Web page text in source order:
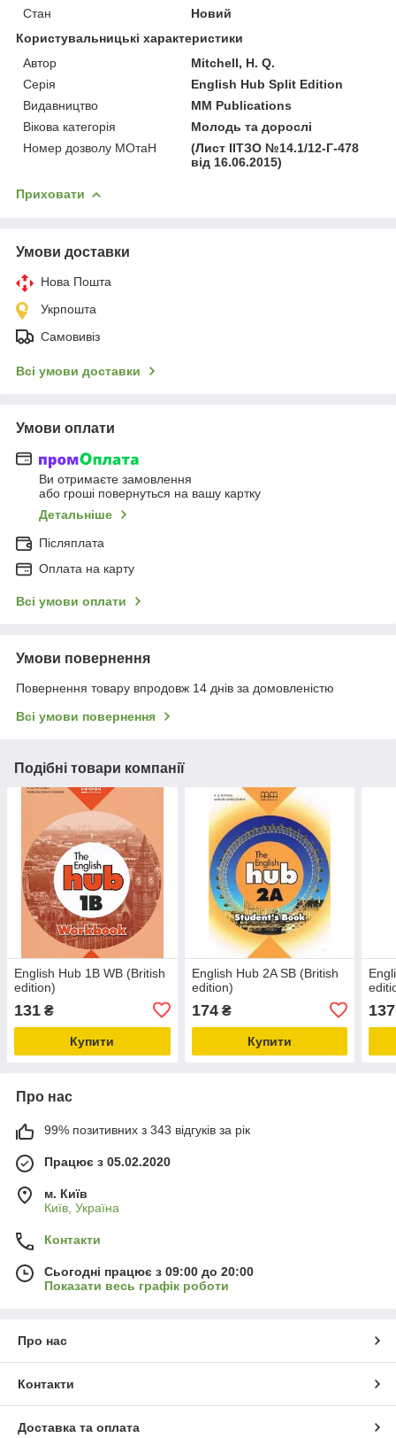
Стан
Новий
Користувальницькі характеристики
Автор
Mitchell, H. Q.
Серія
English Hub Split Edition
Видавництво
MM Publications
Вікова категорія
Молодь та дорослі
Номер дозволу МОтаН
(Лист ІІТЗО №14.1/12-Г-478
від 16.06.2015)
Приховати
Умови доставки
Нова Пошта
Укрпошта
Самовивіз
Всі умови доставки
Умови оплати
Ви отримаєте замовлення
або гроші повернуться на вашу картку
Детальніше
Післяплата
Оплата на карту
Всі умови оплати
Умови повернення
Повернення товару впродовж 14 днів за домовленістю
Всі умови повернення
Подібні товари компанії
English Hub 1B WB (British
edition)
131 ₴
Купити
English Hub 2A SB (British
edition)
174₴
Купити
137
Про нас
99% позитивних з 343 відгуків за рік
Працює з 05.02.2020
м. Київ
Київ, Україна
Контакти
Сьогодні працює з 09:00 до 20:00
Показати весь графік роботи
Про нас
Контакти
Доставка та оплата